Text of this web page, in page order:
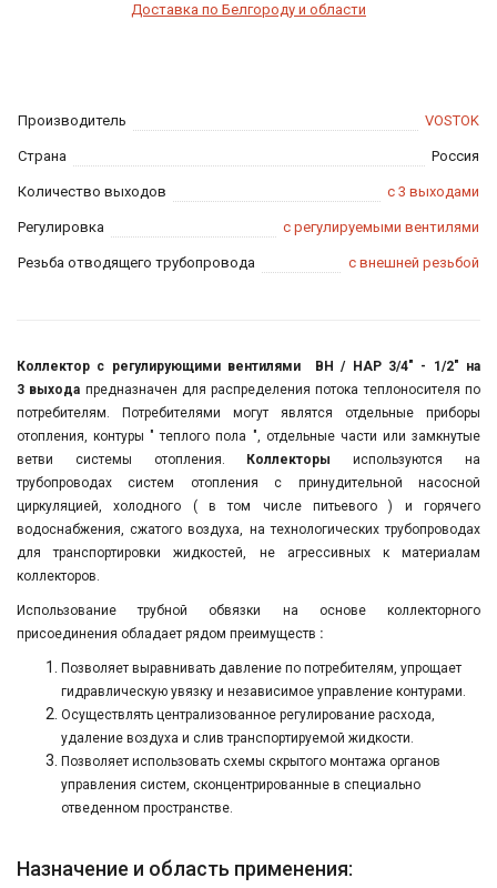
Производитель VOSTOK
Страна Россия
Количество выходов с 3 выходами
Регулировка с регулируемыми вентилями
Резьба отводящего трубопровода с внешней резьбой
Доставка по Белгороду и области
Коллектор с регулирующими вентилями ВН / НАР 3/4" - 1/2" на
3 выхода предназначен для распределения потока теплоносителя по
потребителям. Потребителями могут являтся отдельные приборы
отопления, контуры " теплого пола ", отдельные части или замкнутые
ветви системы отопления. Коллекторы
используются на
трубопроводах
систем отопления с принудительной насосной
циркуляцией, холодного ( в том числе питьевого ) и
горячего
водоснабжения, сжатого воздуха, на технологических трубопроводах
для транспортировки жидкостей, не агрессивных к материалам
коллекторов.
Использование трубной обвязки на основе коллекторного
присоединения обладает рядом преимуществ :
Позволяет выравнивать давление по потребителям, упрощает
гидравлическую увязку и независимое управление контурами.
Осуществлять централизованное регулирование расхода,
удаление воздуха и слив транспортируемой жидкости.
Позволяет использовать схемы скрытого монтажа органов
управления систем, сконцентрированные в специально
отведенном пространстве.
Назначение и область применения: